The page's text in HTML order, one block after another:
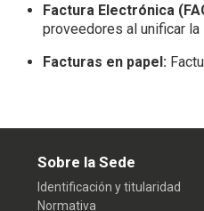
Factura Electrónica
proveedores al unificar la
Facturas en papel:
Sobre la Sede
Identificación y titularidad
Normativa